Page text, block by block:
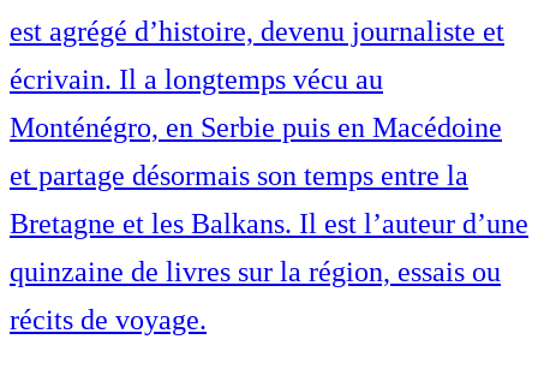
est agrégé d’histoire, devenu journaliste et
écrivain. Il a longtemps vécu au
Monténégro, en Serbie puis en Macédoine
et partage désormais son temps entre la
Bretagne et les Balkans. Il est l’auteur d’une
quinzaine de livres sur la région, essais ou
récits de voyage.